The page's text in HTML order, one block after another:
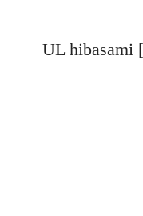
UL hibasami